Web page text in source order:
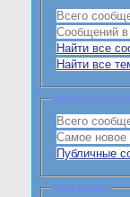
Всего
Сообщений в
Найти все
Найти все
Публичные
Всего
Самое новое
Публичные
Total Thanks